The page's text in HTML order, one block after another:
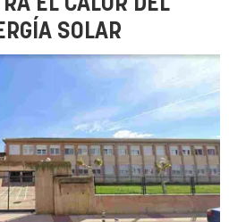
SOLAR